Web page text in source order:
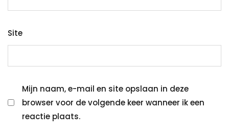
Site
Mijn naam, e-mail en site opslaan in deze
browser voor de volgende keer wanneer ik een
reactie plaats.